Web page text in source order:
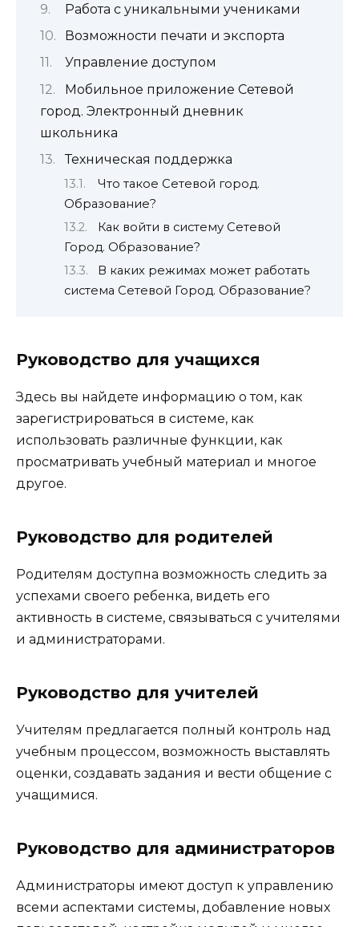
Работа с уникальными учениками
Возможности печати и экспорта
Управление доступом
Мобильное приложение Сетевой
город. Электронный дневник
школьника
Техническая поддержка
Что такое Сетевой город.
Образование?
Как войти в систему Сетевой
Город. Образование?
В каких режимах может работать
система Сетевой Город. Образование?
Руководство для учащихся
Здесь вы найдете информацию о том, как
зарегистрироваться в системе, как
использовать различные функции, как
просматривать учебный материал и многое
другое.
Руководство для родителей
Родителям доступна возможность следить за
успехами своего ребенка, видеть его
активность в системе, связываться с учителями
и администраторами.
Руководство для учителей
Учителям предлагается полный контроль над
учебным процессом, возможность выставлять
оценки, создавать задания и вести общение с
учащимися.
Руководство для администраторов
Администраторы имеют доступ к управлению
всеми аспектами системы, добавление новых